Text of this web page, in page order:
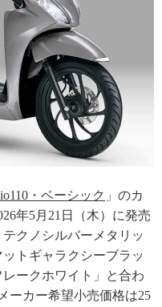
・ベーシック 」のカ
年5月21日（木）に発売
クノシルバーメタリッ
トギャラクシーブラッ
ークホワイト」と合わ
ーカー希望小売価格は25